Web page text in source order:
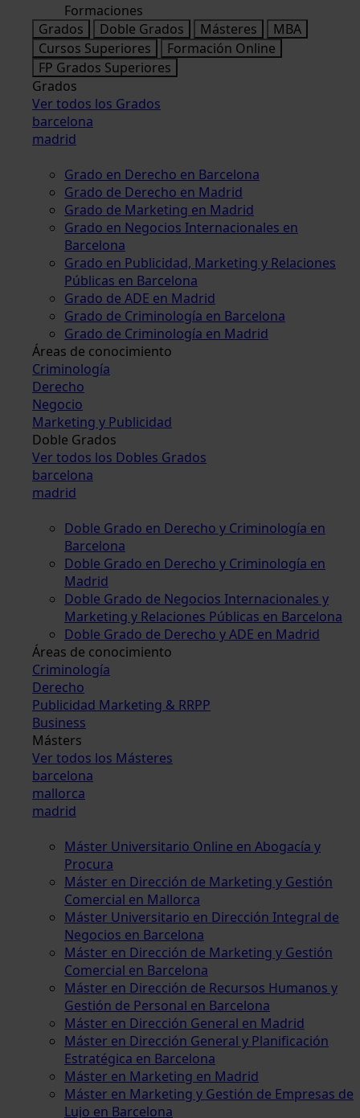
Formaciones
Grados
Doble Grados Másteres
MBA
Cursos Superiores
Formación Online
FP Grados Superiores
Grados
Ver todos los Grados
barcelona
madrid
Grado en Derecho en Barcelona
Grado de Derecho en Madrid
Grado de Marketing en Madrid
Grado en Negocios Internacionales en
Barcelona
Grado en Publicidad, Marketing y Relaciones
Públicas en Barcelona
Grado de ADE en Madrid
Grado de Criminología en Barcelona
Grado de Criminología en Madrid
Áreas de conocimiento
Criminología
Derecho
Negocio
Marketing y Publicidad
Doble Grados
Ver todos los Dobles Grados
barcelona
madrid
Doble Grado en Derecho y Criminología en
Barcelona
Doble Grado en Derecho y Criminología en
Madrid
Doble Grado de Negocios Internacionales y
Marketing y Relaciones Públicas en Barcelona
Doble Grado de Derecho y ADE en Madrid
Áreas de conocimiento
Criminología
Derecho
Publicidad Marketing & RRPP
Business
Másters
Ver todos los Másteres
barcelona
mallorca
madrid
Máster Universitario Online en Abogacía y
Procura
Máster en Dirección de Marketing y Gestión
Comercial en Mallorca
Máster Universitario en Dirección Integral de
Negocios en Barcelona
Máster en Dirección de Marketing y Gestión
Comercial en Barcelona
Máster en Dirección de Recursos Humanos y
Gestión de Personal en Barcelona
Máster en Dirección General en Madrid
Máster en Dirección General y Planificación
Estratégica en Barcelona
Máster en Marketing en Madrid
Máster en Marketing y Gestión de Empresas de
Lujo en Barcelona